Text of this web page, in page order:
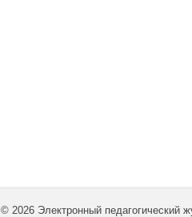
© 2026 Электронный